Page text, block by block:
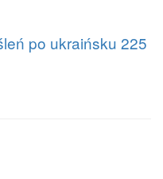
po ukraińsku 225